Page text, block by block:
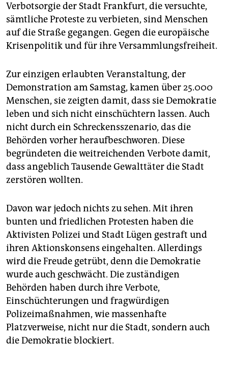
verlag
veranstaltungen
shop
fragen & hilfe
unterstützen
abo
genossenschaft
epaper login
Verbotsorgie der Stadt Frankfurt, die versuchte,
sämtliche Proteste zu verbieten, sind Menschen
auf die Straße gegangen. Gegen die europäische
Krisenpolitik und für ihre Versammlungsfreiheit.
Zur einzigen erlaubten Veranstaltung, der
Demonstration am Samstag, kamen über 25.000
Menschen, sie zeigten damit, dass sie Demokratie
leben und sich nicht einschüchtern lassen. Auch
nicht durch ein Schreckensszenario, das die
Behörden vorher heraufbeschworen. Diese
begründeten die weitreichenden Verbote damit,
dass angeblich Tausende Gewalttäter die Stadt
zerstören wollten.
Davon war jedoch nichts zu sehen. Mit ihren
bunten und friedlichen Protesten haben die
Aktivisten Polizei und Stadt Lügen gestraft und
ihren Aktionskonsens eingehalten. Allerdings
wird die Freude getrübt, denn die Demokratie
wurde auch geschwächt. Die zuständigen
Behörden haben durch ihre Verbote,
Einschüchterungen und fragwürdigen
Polizeimaßnahmen, wie massenhafte
Platzverweise, nicht nur die Stadt, sondern auch
die Demokratie blockiert.